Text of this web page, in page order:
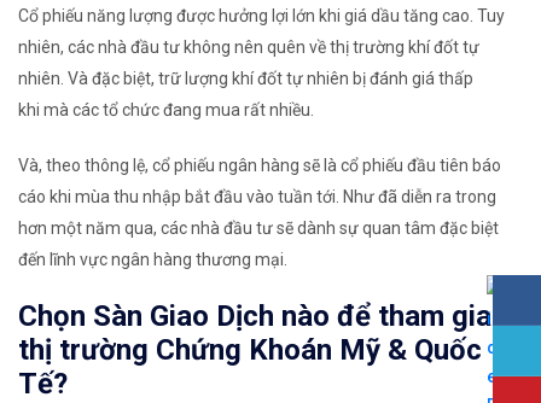
Cổ phiếu năng lượng được hưởng lợi lớn khi giá dầu tăng cao. Tuy
nhiên, các nhà đầu tư không nên quên về thị trường khí đốt tự
nhiên. Và đặc biệt, trữ lượng khí đốt tự nhiên bị đánh giá thấp
khi mà các tổ chức đang mua rất nhiều.
Và, theo thông lệ, cổ phiếu ngân hàng sẽ là cổ phiếu đầu tiên báo
cáo khi mùa thu nhập bắt đầu vào tuần tới. Như đã diễn ra trong
hơn một năm qua, các nhà đầu tư sẽ dành sự quan tâm đặc biệt
đến lĩnh vực ngân hàng thương mại.
Chọn Sàn Giao Dịch nào để tham gia
thị trường Chứng Khoán Mỹ & Quốc
Tế?